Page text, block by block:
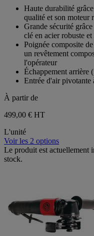
étoiles.
Haute durabilité
qualité et son moteur
Grande sécurité
clé en acier robuste
Poignée composite
un revêtement
l'opérateur
Échappement arrière
Entrée d'air pivotante
À partir de
499,00 € HT
L'unité
Voir les 2 options
Le produit est actuellement
stock.